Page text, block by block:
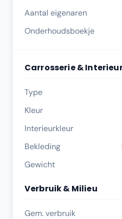
Aantal eigenaren
Onderhoudsboekje
Carrosserie &
Type
Kleur
Interieurkleur
Bekleding
Gewicht
Verbruik & Milieu
Gem. verbruik